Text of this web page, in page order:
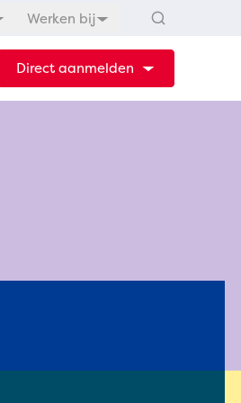
Werken bij
Direct aanmelden